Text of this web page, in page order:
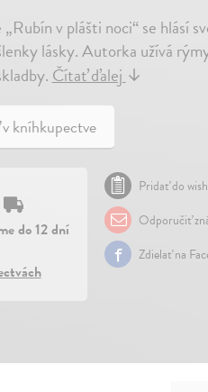
v plášti noci“ se hlásí
lásky. Autorka užívá
Čítať ďalej↓
kníhkupectve
do 12 dní
Pridať do
Odporučiť
Zdielať na